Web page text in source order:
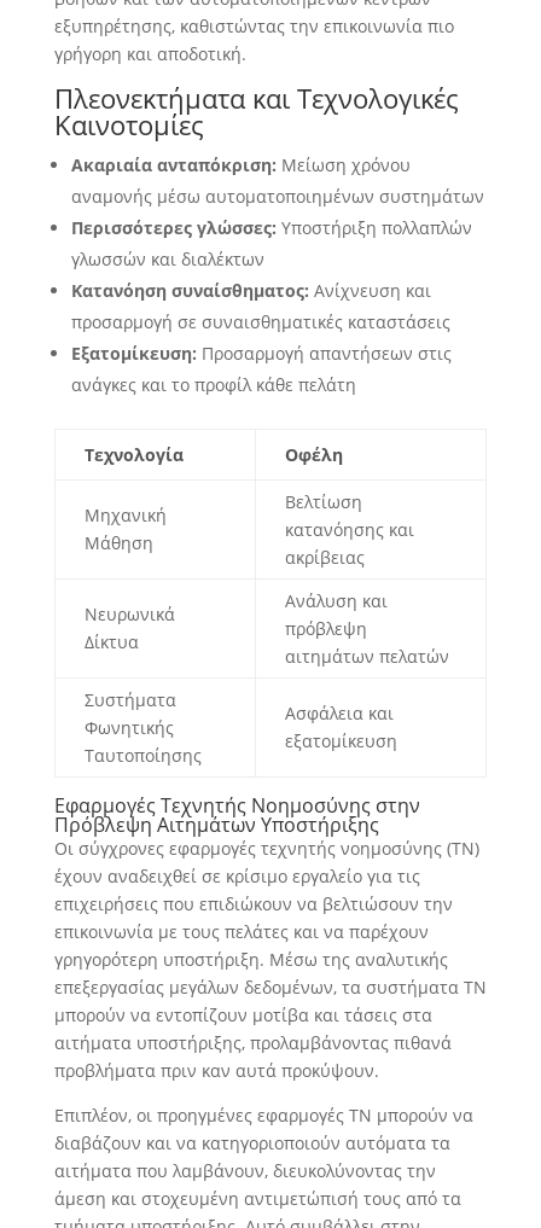
εξυπηρέτησης, καθιστώντας την επικοινωνία πιο
γρήγορη και αποδοτική.
Πλεονεκτήματα και Τεχνολογικές
Καινοτομίες
Ακαριαία ανταπόκριση: Μείωση χρόνου
αναμονής μέσω αυτοματοποιημένων συστημάτων
Περισσότερες γλώσσες: Υποστήριξη πολλαπλών
γλωσσών και διαλέκτων
Κατανόηση συναίσθηματος: Ανίχνευση και
προσαρμογή σε συναισθηματικές καταστάσεις
Εξατομίκευση: Προσαρμογή απαντήσεων στις
ανάγκες και το προφίλ κάθε πελάτη
Τεχνολογία Οφέλη
Μηχανική
Μάθηση
Βελτίωση
κατανόησης και
ακρίβειας
Νευρωνικά
Δίκτυα
Ανάλυση και
πρόβλεψη
αιτημάτων πελατών
Συστήματα
Φωνητικής
Ταυτοποίησης
Ασφάλεια και
εξατομίκευση
Εφαρμογές Τεχνητής Νοημοσύνης στην
Πρόβλεψη Αιτημάτων Υποστήριξης
Οι σύγχρονες εφαρμογές τεχνητής νοημοσύνης (ΤΝ)
έχουν αναδειχθεί σε κρίσιμο εργαλείο για τις
επιχειρήσεις που επιδιώκουν να βελτιώσουν την
επικοινωνία με τους πελάτες και να παρέχουν
γρηγορότερη υποστήριξη. Μέσω της αναλυτικής
επεξεργασίας μεγάλων δεδομένων, τα συστήματα ΤΝ
μπορούν να εντοπίζουν μοτίβα και τάσεις στα
αιτήματα υποστήριξης, προλαμβάνοντας πιθανά
προβλήματα πριν καν αυτά προκύψουν.
Επιπλέον, οι προηγμένες εφαρμογές ΤΝ μπορούν να
διαβάζουν και να κατηγοριοποιούν αυτόματα τα
αιτήματα που λαμβάνουν, διευκολύνοντας την
άμεση και στοχευμένη αντιμετώπισή τους από τα